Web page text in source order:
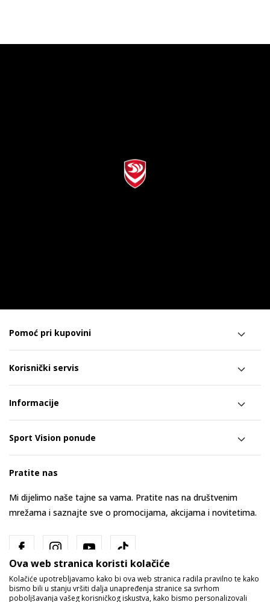
Pomoć pri kupovini
Korisnički servis
Informacije
Sport Vision ponude
Pratite nas
Mi dijelimo naše tajne sa vama. Pratite nas na društvenim
mrežama i saznajte sve o promocijama, akcijama i novitetima.
Ova web stranica koristi kolačiće
Kolačiće upotrebljavamo kako bi ova web stranica radila pravilno te kako
bismo bili u stanju vršiti dalja unapređenja stranice sa svrhom
poboljšavanja vašeg korisničkog iskustva, kako bismo personalizovali